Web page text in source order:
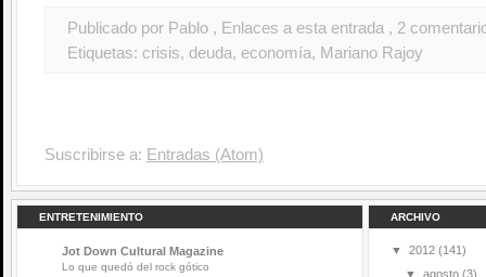
Publicado por Pablo , Enlaces a esta entrada , 2
Etiquetas: crisis, deuda, economía, Mariano Rajoy
Suscribirse a: Entradas (Atom)
ENTRETENIMIENTO
Jot Down Cultural Magazine
Lo que quedó del rock gótico
ARCHIVO
▼ 2012 (141)
▼
agosto (3)